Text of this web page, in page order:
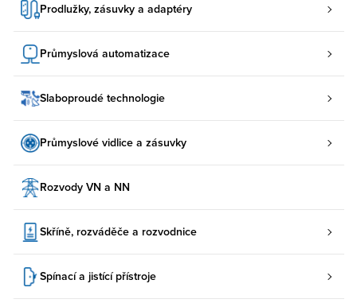
Prodlužky, zásuvky a adaptéry
Průmyslová automatizace
Slaboproudé technologie
Průmyslové vidlice a zásuvky
Rozvody VN a NN
Skříně, rozváděče a rozvodnice
Spínací a jistící přístroje